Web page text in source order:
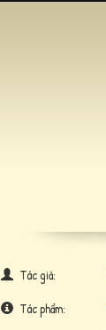
Tác giả:
Tác phẩm: